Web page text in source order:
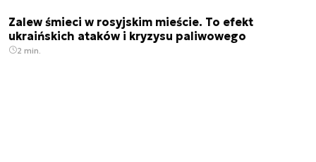
Zalew śmieci w rosyjskim mieście. To efekt
ukraińskich ataków i kryzysu paliwowego
2 min.